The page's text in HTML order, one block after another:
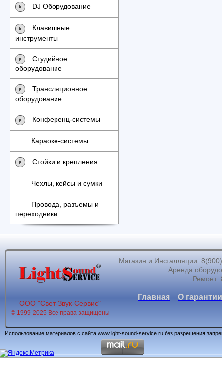
DJ Оборудование
Клавишные
инструменты
Студийное
оборудование
Трансляционное
оборудование
Конференц-системы
Караоке-системы
Стойки и крепления
Чехлы, кейсы и сумки
Провода, разъемы и
переходники
Магазин и Инсталляции:
Аренда
Ремонт:
ООО "Свет-Звук-Сервис"
© 1999-2025 Все права защищены
Главная О гарантии
Использование материалов с сайта www.light-sound-service.ru без разрешения